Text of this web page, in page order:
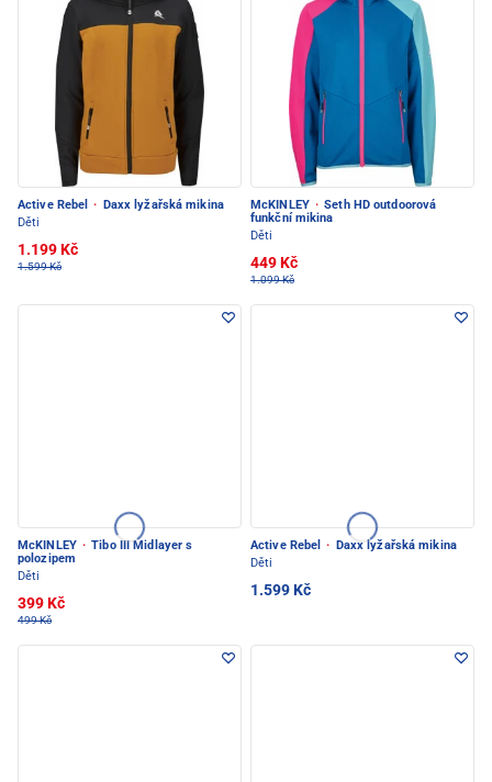
Active Rebel ·
Daxx lyžařská mikina
Děti
1.199 Kč
1.599 Kč
McKINLEY · Seth HD outdoorová
funkční mikina
Děti
449 Kč
1.099 Kč
McKINLEY · Tibo III Midlayer s
polozipem
Děti
399 Kč
499 Kč
Active Rebel ·
Daxx lyžařská mikina
Děti
1.599 Kč